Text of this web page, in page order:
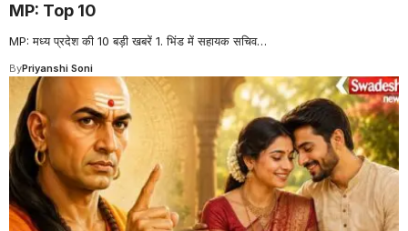
MP: Top 10
MP: मध्य प्रदेश की 10 बड़ी खबरें 1. भिंड में सहायक सचिव…
ByPriyanshi Soni